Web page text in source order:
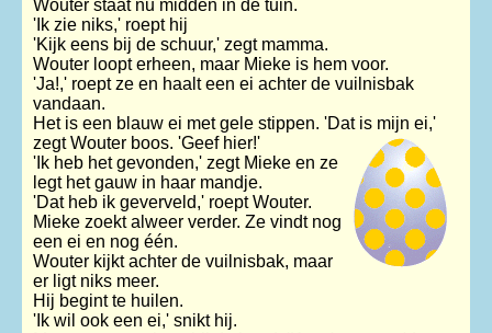
Wouter staat nu midden in de tuin.
'Ik zie niks,' roept hij
'Kijk eens bij de schuur,' zegt mamma.
Wouter loopt erheen, maar Mieke is hem voor.
'Ja!,' roept ze en haalt een ei achter de vuilnisbak
vandaan.
Het is een blauw ei met gele stippen. 'Dat is mijn ei,'
zegt Wouter boos. 'Geef hier!'
'Ik heb het gevonden,' zegt Mieke en ze
legt het gauw in haar mandje.
'Dat heb ik geverveld,' roept Wouter.
Mieke zoekt alweer verder. Ze vindt nog
een ei en nog één.
Wouter kijkt achter de vuilnisbak, maar
er ligt niks meer.
Hij begint te huilen.
'Ik wil ook een ei,' snikt hij.